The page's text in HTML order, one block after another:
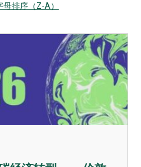
母排序（Z-A）